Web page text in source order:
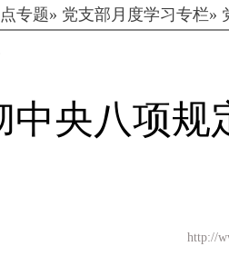
专题» 党支部月度学习专栏»
中央八项规
http://